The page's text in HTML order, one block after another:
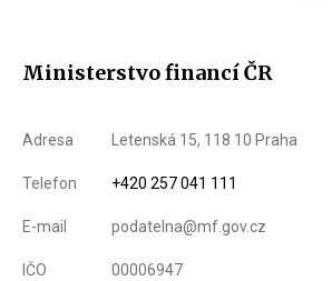
Ministerstvo financí ČR
Adresa Letenská 15, 118 10 Praha
Telefon +420 257 041 111
E-mail podatelna@mf.gov.cz
IČO 00006947